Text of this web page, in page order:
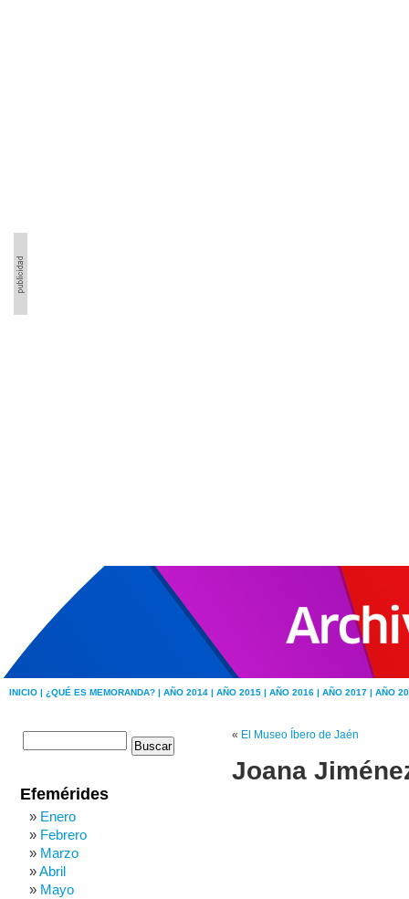
INICIO | ¿QUÉ ES MEMORANDA? | AÑO 2014 | AÑO 2015 | AÑO 2016 | AÑO 2017 | AÑO
« El Museo Íbero de Jaén
Joana
Efemérides
Enero
Febrero
Marzo
Abril
Mayo